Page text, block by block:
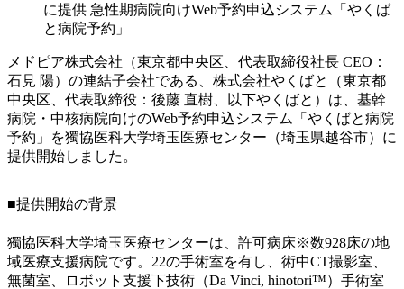
に提供 急性期病院向けWeb予約申込システム「やくば
と病院予約」
メドピア株式会社（東京都中央区、代表取締役社長 CEO：
石見 陽）の連結子会社である、株式会社やくばと（東京都
中央区、代表取締役：後藤 直樹、以下やくばと）は、基幹
病院・中核病院向けのWeb予約申込システム「やくばと病院
予約」を獨協医科大学埼玉医療センター（埼玉県越谷市）に
提供開始しました。
■提供開始の背景
獨協医科大学埼玉医療センターは、許可病床※数928床の地
域医療支援病院です。22の手術室を有し、術中CT撮影室、
無菌室、ロボット支援下技術（Da Vinci, hinotori™）手術室